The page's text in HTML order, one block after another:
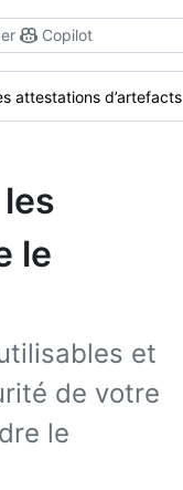
Copilot
attestations d’artefacts
le
et
de votre
le